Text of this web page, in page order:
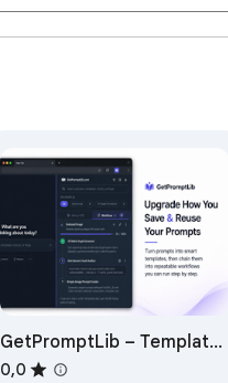
GetPromptLib – Templates
& workflows, one click
0,0